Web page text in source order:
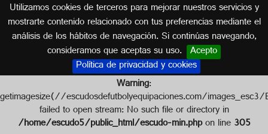
Utilizamos cookies de terceros para mejorar nuestros servicios y
mostrarte contenido relacionado con tus preferencias mediante el
análisis de los hábitos de navegación. Si continúas navegando,
consideramos que aceptas su uso. Acepto
Política de privacidad y cookies
Escudo de S.D. VALERANICA
CASTILLA Y LEÓN
Warning:
getimagesize(//escudosdefutbolyequipaciones.com/
failed to open stream: No such file or directory in
/home/escudo5/public_html/escudo-min.phpon line305